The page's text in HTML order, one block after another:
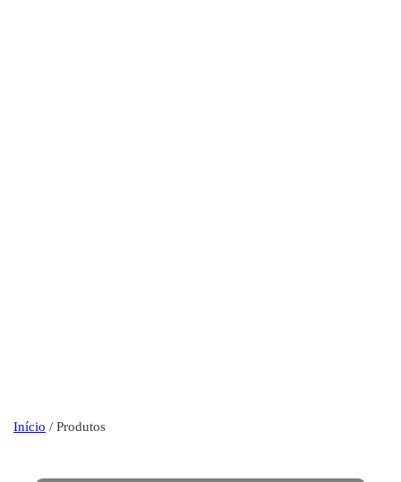
Início / Produtos